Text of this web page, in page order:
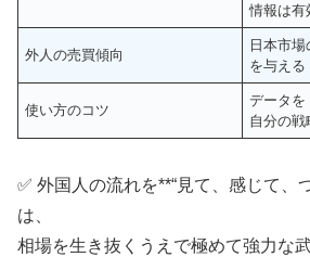
情報は有
外人の売買傾向
日本市
を与える
使い方のコツ
データを
自分の戦
✅ 外国人の流れを**“見て、感じて、
は、
相場を生き抜くうえで極めて強力な